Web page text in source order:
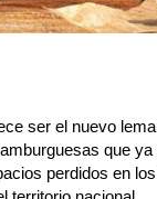
ser el nuevo
que
perdidos en